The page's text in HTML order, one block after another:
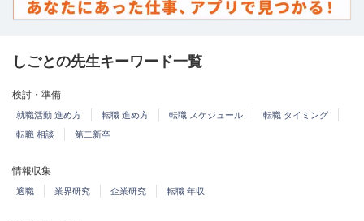
しごとの先生キーワード一覧
検討・準備
就職活動 進め方 転職 進め方 転職 スケジュール
転職 タイミング
転職 相談
第二新卒
情報収集
適職 業界研究 企業研究 転職 年収